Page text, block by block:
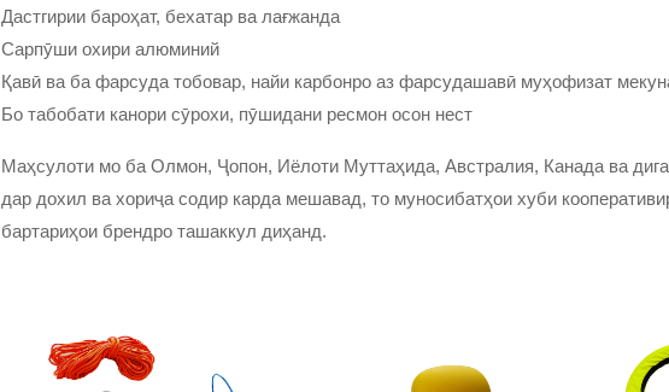
Дастгирии бароҳат, бехатар ва лағжанда
Сарпӯши охири алюминий
Қавӣ ва ба фарсуда тобовар, найи карбонро аз фарсудашавӣ муҳофизат
Бо табобати канори сӯрохи, пӯшидани ресмон осон нест
Маҳсулоти мо ба Олмон, Ҷопон, Иёлоти Муттаҳида, Австралия, Канада ва
дар дохил ва хориҷа содир карда мешавад, то муносибатҳои хуби
бартариҳои брендро ташаккул диҳанд.